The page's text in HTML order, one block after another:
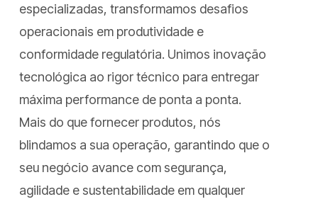
especializadas, transformamos desafios
operacionais em produtividade e
conformidade regulatória. Unimos inovação
tecnológica ao rigor técnico para entregar
máxima performance de ponta a ponta.
Mais do que fornecer produtos, nós
blindamos a sua operação, garantindo que o
seu negócio avance com segurança,
agilidade e sustentabilidade em qualquer